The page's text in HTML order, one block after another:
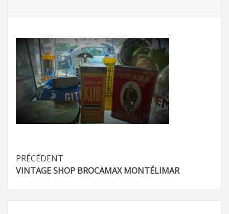
Navigation
d’article
PRÉCÉDENT
VINTAGE SHOP BROCAMAX MONTÉLIMAR